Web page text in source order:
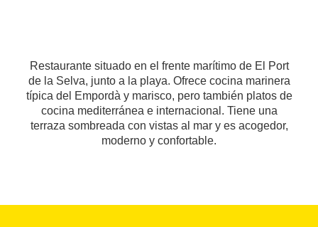
Restaurante situado en el frente marítimo de El Port
de la Selva, junto a la playa. Ofrece cocina marinera
típica del Empordà y marisco, pero también platos de
cocina mediterránea e internacional. Tiene una
terraza sombreada con vistas al mar y es acogedor,
moderno y confortable.